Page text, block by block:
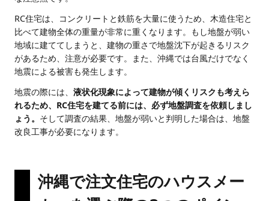
RC住宅は、コンクリートと鉄筋を大量に使うため、木造住宅と
比べて建物全体の重量が非常に重くなります。もし地盤が弱い
地域に建ててしまうと、建物の重さで地盤沈下が起きるリスク
があるため、注意が必要です。また、沖縄では台風だけでなく
地震による被害も発生します。
地震の際には、 液状化現象によって建物が傾くリスクも考えら
れるため、RC住宅を建てる前には、必ず地盤調査を依頼しまし
ょう。 そして調査の結果、地盤が弱いと判明した場合は、地盤
改良工事が必要になります。
沖縄で注文住宅のハウスメー